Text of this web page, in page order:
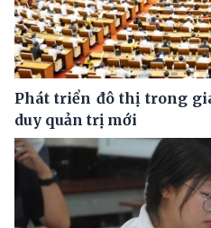
Phát triển đô thị trong
duy quản trị mới